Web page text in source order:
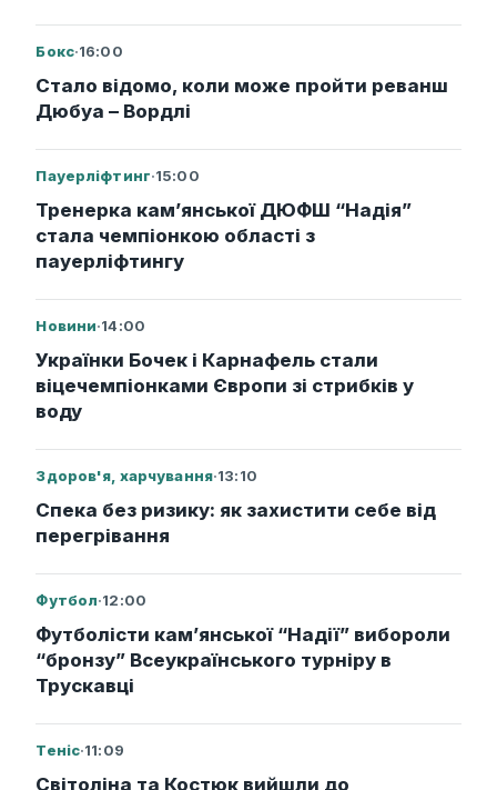
Бокс·16:00
Стало відомо, коли може пройти реванш
Дюбуа – Вордлі
Пауерліфтинг·15:00
Тренерка кам’янської ДЮФШ “Надія”
стала чемпіонкою області з
пауерліфтингу
Новини·14:00
Українки Бочек і Карнафель стали
віцечемпіонками Європи зі стрибків у
воду
Здоров'я, харчування·13:10
Спека без ризику: як захистити себе від
перегрівання
Футбол·12:00
Футболісти кам’янської “Надії” вибороли
“бронзу” Всеукраїнського турніру в
Трускавці
Теніс·11:09
Світоліна та Костюк вийшли до